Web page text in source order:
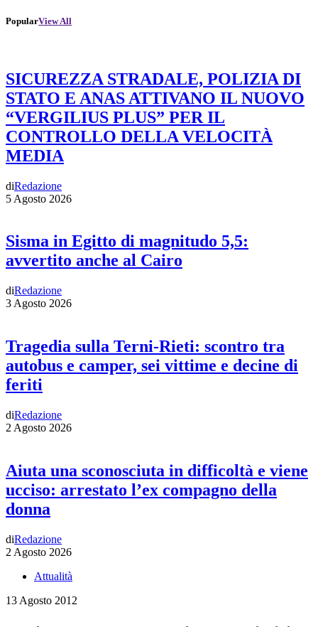
PopularView All
SICUREZZA STRADALE, POLIZIA DI
STATO E ANAS ATTIVANO IL NUOVO
“VERGILIUS PLUS” PER IL
CONTROLLO DELLA VELOCITÀ
MEDIA
diRedazione
5 Agosto 2026
Sisma in Egitto di magnitudo 5,5:
avvertito anche al Cairo
diRedazione
3 Agosto 2026
Tragedia sulla Terni-Rieti: scontro tra
autobus e camper, sei vittime e decine di
feriti
diRedazione
2 Agosto 2026
Aiuta una sconosciuta in difficoltà e viene
ucciso: arrestato l’ex compagno della
donna
diRedazione
2 Agosto 2026
Attualità
13 Agosto 2012